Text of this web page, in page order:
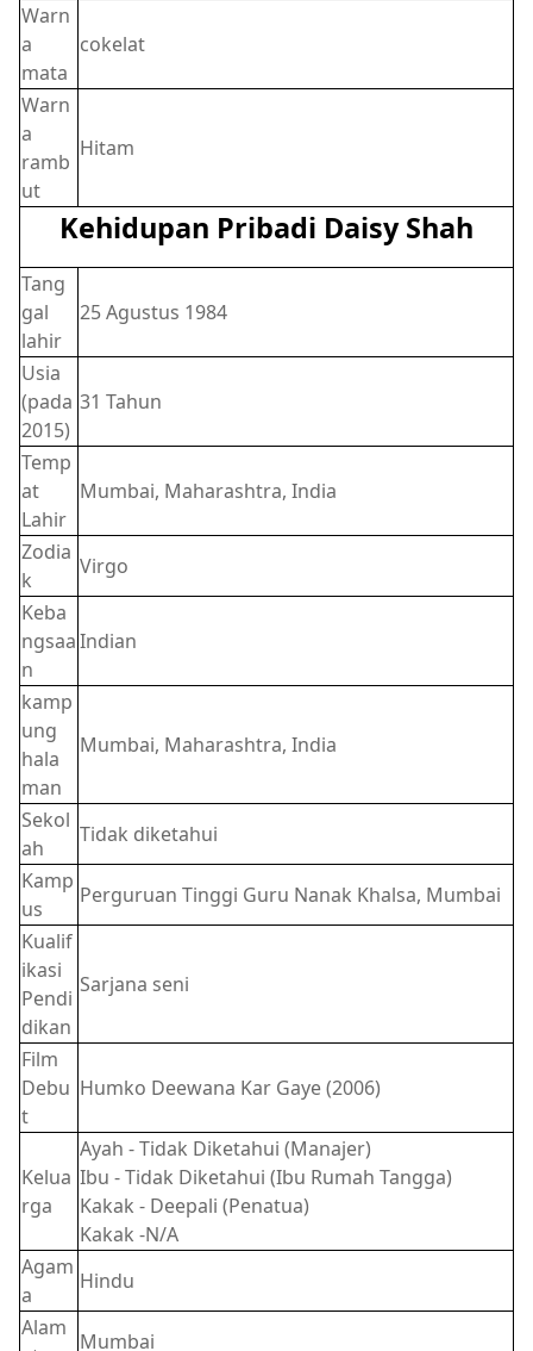
Warn
a
mata
cokelat
Warn
a
ramb
ut
Hitam
Kehidupan Pribadi Daisy Shah
Tang
gal
lahir
25 Agustus 1984
Usia
(pada
2015)
31 Tahun
Temp
at
Lahir
Mumbai, Maharashtra, India
Zodia
k
Virgo
Keba
ngsaa
n
Indian
kamp
ung
hala
man
Mumbai, Maharashtra, India
Sekol
ah
Tidak diketahui
Kamp
us
Perguruan Tinggi Guru Nanak Khalsa, Mumbai
Kualif
ikasi
Pendi
dikan
Sarjana seni
Film
Debu
t
Humko Deewana Kar Gaye (2006)
Kelua
rga
Ayah - Tidak Diketahui (Manajer)
Ibu - Tidak Diketahui (Ibu Rumah Tangga)
Kakak - Deepali (Penatua)
Kakak -N/A
Agam
a
Hindu
Alam
Mumbai